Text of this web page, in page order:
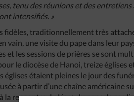
tenu des réunions et des
intensifiés. »
fidèles, traditionnellement très
vain, une visite du pape dans leur
et les sessions de prières se sont
le diocèse de Hanoi, treize églises
églises étaient pleines le jour des
à partir d’une chaîne américaine
la rencontre du légat du pape, le